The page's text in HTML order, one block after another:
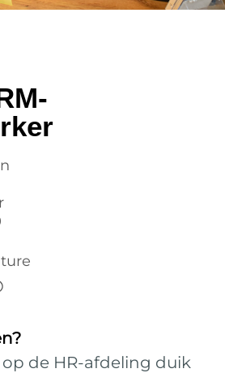
de HR-afdeling duik